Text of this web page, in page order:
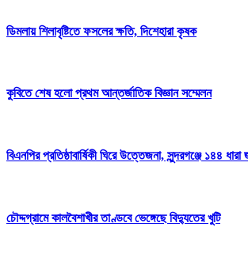
ডিমলায় শিলাবৃষ্টিতে ফসলের ক্ষতি, দিশেহারা কৃষক
‎কুবিতে শেষ হলো প্রথম আন্তর্জাতিক বিজ্ঞান সম্মেলন
বিএনপির প্রতিষ্ঠাবার্ষিকী ঘিরে উত্তেজনা, সুন্দরগঞ্জে ১৪৪ ধারা
চৌদ্দগ্রামে কালবৈশাখীর তাণ্ডবে ভেঙ্গেছে বিদ্যুতের খুটি